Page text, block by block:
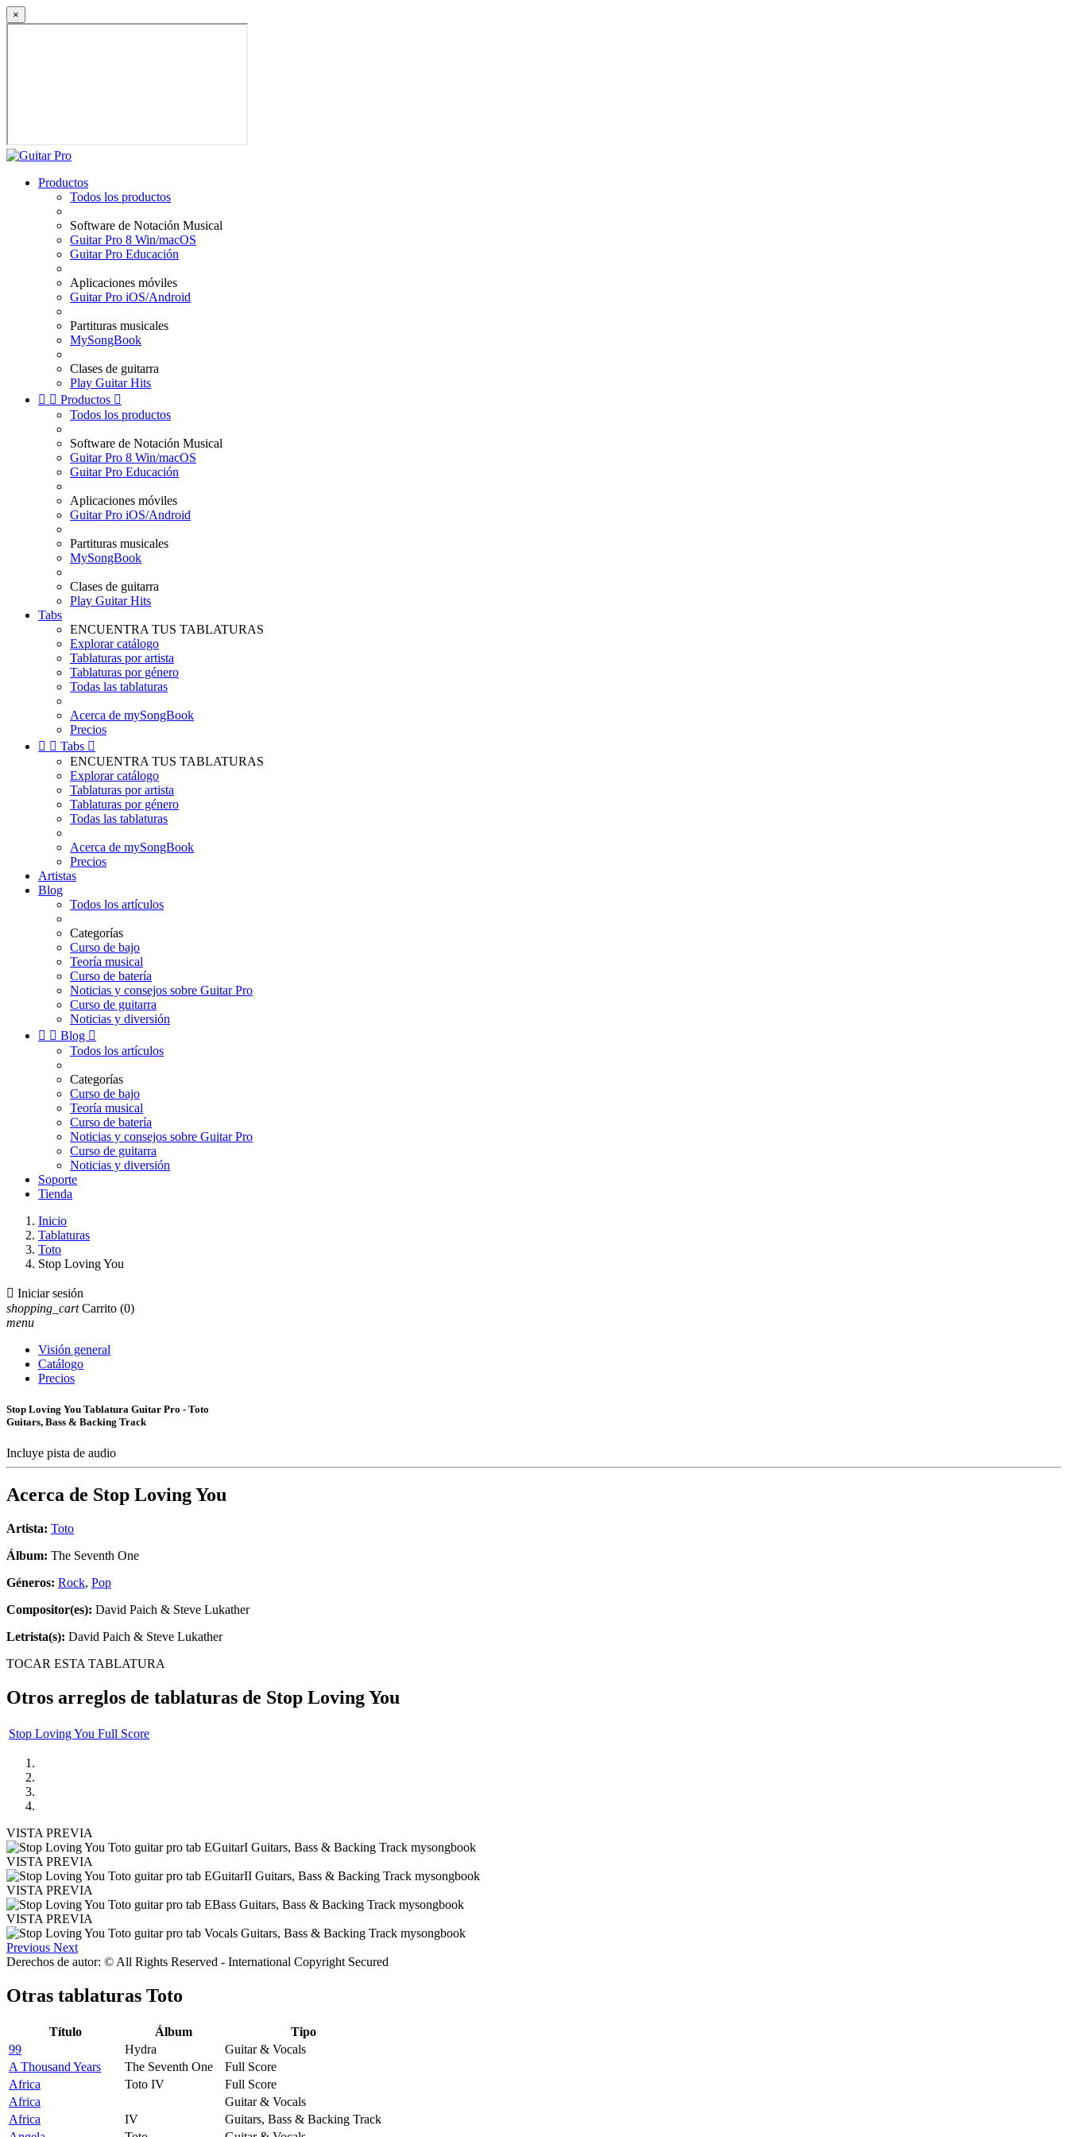
×
Productos
Todos los productos
Software de Notación Musical
Guitar Pro 8 Win/macOS
Guitar Pro Educación
Aplicaciones móviles
Guitar Pro iOS/Android
Partituras musicales
MySongBook
Clases de guitarra
Play Guitar Hits
  Productos 
Todos los productos
Software de Notación Musical
Guitar Pro 8 Win/macOS
Guitar Pro Educación
Aplicaciones móviles
Guitar Pro iOS/Android
Partituras musicales
MySongBook
Clases de guitarra
Play Guitar Hits
Tabs
ENCUENTRA TUS TABLATURAS
Explorar catálogo
Tablaturas por artista
Tablaturas por género
Todas las tablaturas
Acerca de mySongBook
Precios
  Tabs 
ENCUENTRA TUS TABLATURAS
Explorar catálogo
Tablaturas por artista
Tablaturas por género
Todas las tablaturas
Acerca de mySongBook
Precios
Artistas
Blog
Todos los artículos
Categorías
Curso de bajo
Teoría musical
Curso de batería
Noticias y consejos sobre Guitar Pro
Curso de guitarra
Noticias y diversión
  Blog 
Todos los artículos
Categorías
Curso de bajo
Teoría musical
Curso de batería
Noticias y consejos sobre Guitar Pro
Curso de guitarra
Noticias y diversión
Soporte
Tienda
Inicio
Tablaturas
Toto
Stop Loving You
 Iniciar sesión
shopping_cart Carrito (0)
menu
Visión general
Catálogo
Precios
Stop Loving You Tablatura Guitar Pro - Toto
Guitars, Bass & Backing Track
Incluye pista de audio
Acerca de Stop Loving You
Artista: Toto
Álbum: The Seventh One
Géneros: Rock, Pop
Compositor(es): David Paich & Steve Lukather
Letrista(s): David Paich & Steve Lukather
TOCAR ESTA TABLATURA
Otros arreglos de tablaturas de Stop Loving You
Stop Loving You Full Score
VISTA PREVIA
VISTA PREVIA
VISTA PREVIA
VISTA PREVIA
Previous Next
Derechos de autor: © All Rights Reserved - International Copyright Secured
Otras tablaturas Toto
Título Álbum
Tipo
99
Hydra
Guitar & Vocals
A Thousand Years
The Seventh One
Full Score
Africa
Toto IV
Full Score
Africa
Guitar & Vocals
Africa
IV
Guitars, Bass & Backing Track